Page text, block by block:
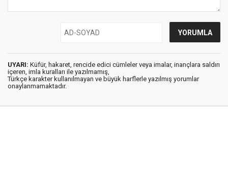
UYARI: Küfür, hakaret, rencide edici cümleler veya imalar, inançlara saldırı
içeren, imla kuralları ile yazılmamış,
Türkçe karakter kullanılmayan ve büyük harflerle yazılmış yorumlar
onaylanmamaktadır.